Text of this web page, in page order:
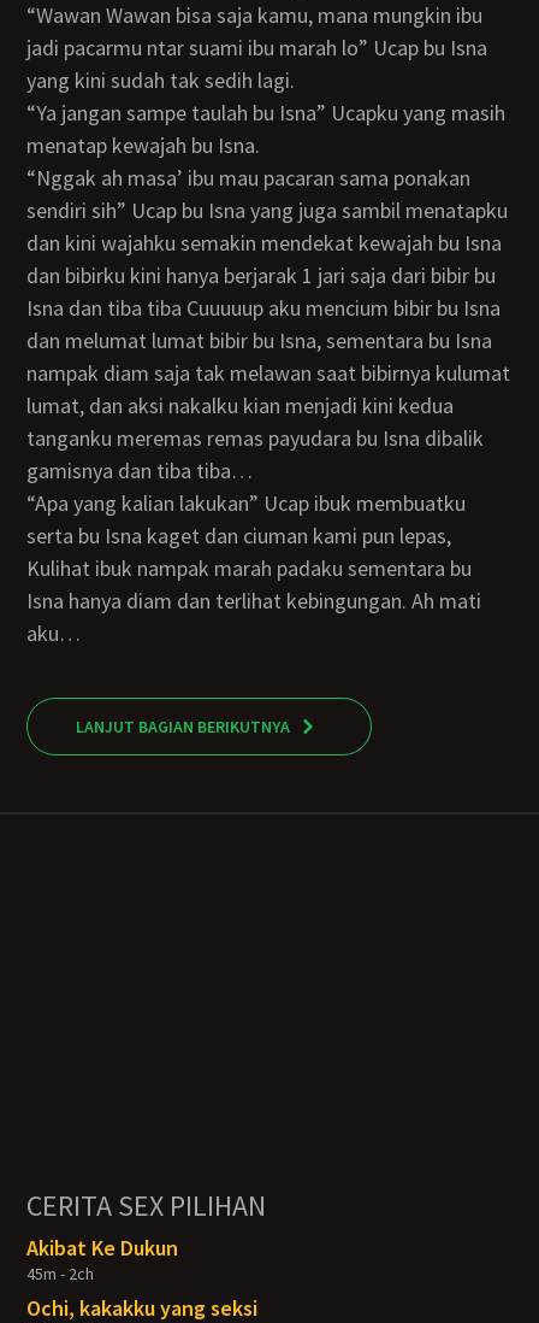
“Wawan Wawan bisa saja kamu, mana mungkin ibu
jadi pacarmu ntar suami ibu marah lo” Ucap bu Isna
yang kini sudah tak sedih lagi.
“Ya jangan sampe taulah bu Isna” Ucapku yang masih
menatap kewajah bu Isna.
“Nggak ah masa’ ibu mau pacaran sama ponakan
sendiri sih” Ucap bu Isna yang juga sambil menatapku
dan kini wajahku semakin mendekat kewajah bu Isna
dan bibirku kini hanya berjarak 1 jari saja dari bibir bu
Isna dan tiba tiba Cuuuuup aku mencium bibir bu Isna
dan melumat lumat bibir bu Isna, sementara bu Isna
nampak diam saja tak melawan saat bibirnya kulumat
lumat, dan aksi nakalku kian menjadi kini kedua
tanganku meremas remas payudara bu Isna dibalik
gamisnya dan tiba tiba…
“Apa yang kalian lakukan” Ucap ibuk membuatku
serta bu Isna kaget dan ciuman kami pun lepas,
Kulihat ibuk nampak marah padaku sementara bu
Isna hanya diam dan terlihat kebingungan. Ah mati
aku…
LANJUT BAGIAN BERIKUTNYA
CERITA SEX PILIHAN
Akibat Ke Dukun
45m - 2ch
Ochi, kakakku yang seksi